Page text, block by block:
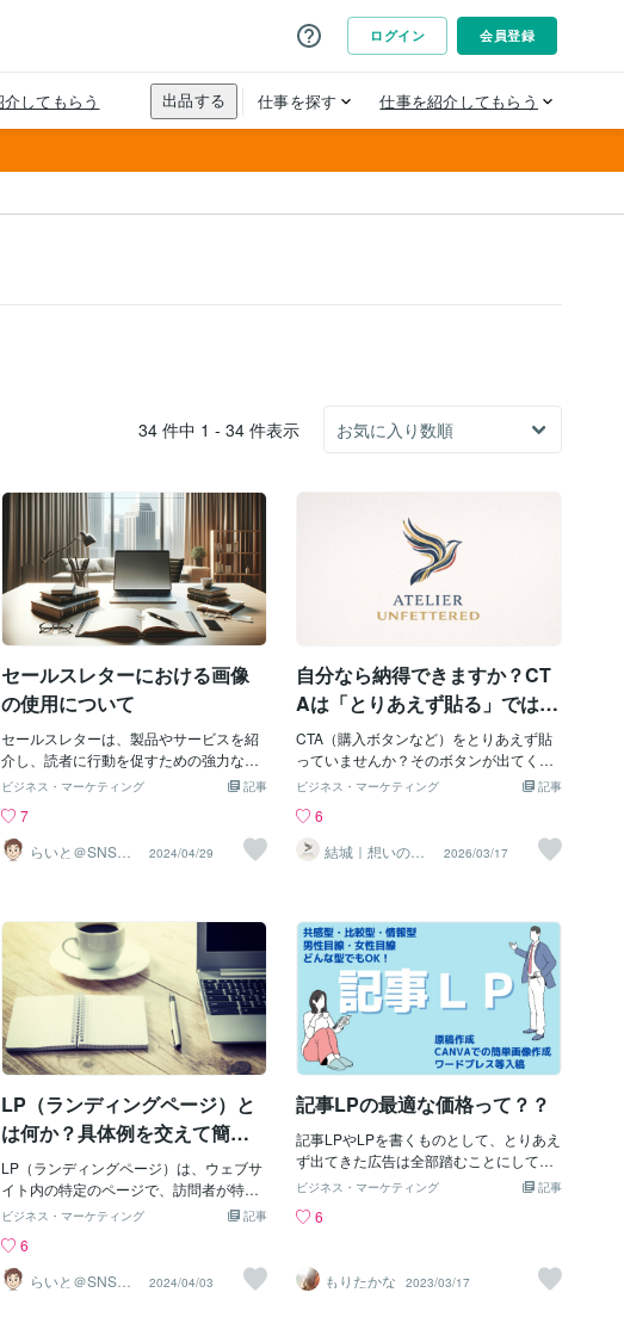
34 件中 1 - 34 件表示
セールスレターにおける画像
の使用について
セールスレターは、製品やサービスを紹
介し、読者に行動を促すための強力なツ
ールです。この文脈において、視覚的要
果を大いに高めることができます。しか
し、画像の使用はその目的とターゲット
オーディエンスに応じて慎重に行う必要
を果たします。第一に、製品やサービス
の特徴や利益を視覚的に示すことで、テ
キストの説明を補完します。第二に、読
者の注意を引き、感情に訴えることで、
メッセージの記憶に残りやすくします。
また、専門的な内容や統計を図やグラフ
で表現することで、情報の理解を助ける
ことができます。〈画像の適切な使用
法〉画像をセールスレターに取り入れる
際は、以下の点を考慮することが重要で
す.・関連性と目的：画像はメッセージに
直接関連している必要があります。製品
の使用例、ビフォー・アフターの写真、
インフォグラフィックなど、目的に応じ
ショナリズム：高品質の画像を使用する
ことで、ブランドの信頼性と専門性を高
めます。画像はクリアで、プロフェッシ
記事
ビジネス・マーケティング
7
らいと＠SNS運
用代行屋｜マー
2024/04/29
自分なら納得できますか？CT
Aは「とりあえず貼る」では機
能しません
CTA（購入ボタンなど）をとりあえず貼
っていませんか？そのボタンが出てくる
までに読者とコミュニケーションが取れ
りになってしまいます。【CTAが「飾
り」になるLPの共通点】CTAが単なる飾
りになっているLPは、そこに至るまでに
らうには、「人は納得しないと買わな
い・ボタンを押さない」という前提に立
って、丁寧にコミュニケーションを取る
必要があります。「なぜあなたにこの商
品が必要なのか」「この商品を手にする
と何が変わるのか」「今この商品を買う
と、どんないいことがあるのか」これら
を丁寧に、テンポよく説明したうえでCT
Aを置く。その順番が大切です。【「自
Pを作るときは常に「自分なら納得でき
るか？」を考えながら作ることが大切で
す。自分が納得できない話で、他人を納
得させることはできません。「自分な
こを突き詰めていくと、おのずとCTAの
場所や文言が研ぎ澄まされていきます。
記事
ビジネス・マーケティング
6
結城｜想いの言
語化、おまかせ
2026/03/17
LP（ランディングページ）と
は何か？具体例を交えて簡単
に解説します。
LP（ランディングページ）は、ウェブサ
イト内の特定のページで、訪問者が特定
の目的や行動を実行するように設計され
い商品を発売する際、その商品のLPを作
成します。このLPには、商品の魅力や特
長が記載されており、訪問者がその商品
記事
ビジネス・マーケティング
6
らいと＠SNS運
用代行屋｜マー
2024/04/03
記事LPの最適な価格って？？
記事LPやLPを書くものとして、とりあえ
ず出てきた広告は全部踏むことにしてい
ます。ここ数か月で、いいもの悪いもの
うになりました。記事LPはおそらく最初
まったのかなと思うのですが、最近は、
ナショナルクライアントと言われる、誰
記事
ビジネス・マーケティング
6
もりたかな 2023/03/17